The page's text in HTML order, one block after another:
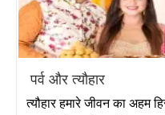
➔बुद्ध पूर्णिमा 2027
➔प्रदोष व्रत 2027
➔ शनि जयन्ती 2027
पर्व और त्यौहार
त्यौहार हमारे जीवन का अहम